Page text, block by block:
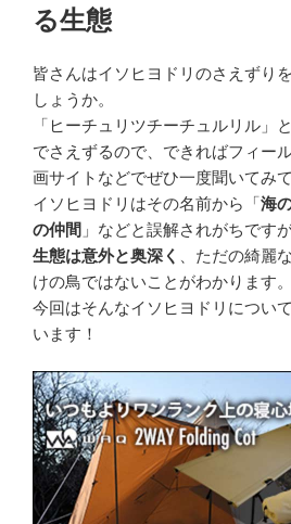
る生態
皆さんはイソヒヨドリのさえずり
しょうか。
「ヒーチュリツチーチュルリル」
でさえずるので、できればフィー
画サイトなどでぜひ一度聞いてみて
イソヒヨドリはその名前から「海
の仲間 」などと誤解されがちです
生態は意外と奥深く
、ただの綺麗
けの鳥ではないことがわかります。
今回はそんなイソヒヨドリについ
います！